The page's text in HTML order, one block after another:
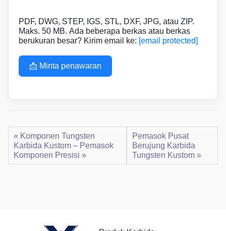
PDF, DWG, STEP, IGS, STL, DXF, JPG, atau ZIP.
Maks. 50 MB. Ada beberapa berkas atau berkas
berukuran besar? Kirim email ke: [email protected]
📩 Minta penawaran
« Komponen Tungsten
Karbida Kustom – Pemasok
Komponen Presisi »
Pemasok Pusat
Berujung Karbida
Tungsten Kustom »